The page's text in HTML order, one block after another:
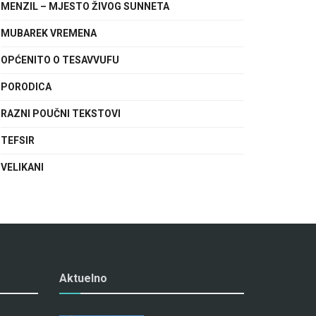
MENZIL – MJESTO ŽIVOG SUNNETA
MUBAREK VREMENA
OPĆENITO O TESAVVUFU
PORODICA
RAZNI POUČNI TEKSTOVI
TEFSIR
VELIKANI
Aktuelno